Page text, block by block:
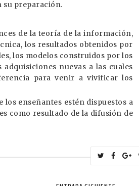
su preparación.
de la teoría de la información,
los resultados obtenidos por
los modelos construidos por los
nuevas a las cuales
para venir a vivificar los
enseñantes estén dispuestos a
como resultado de la difusión de
T
w h
h